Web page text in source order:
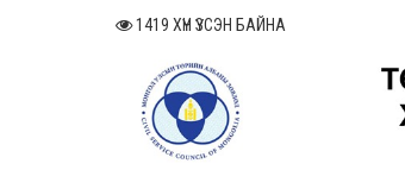
1419 ХҮН ҮЗСЭН БАЙНА